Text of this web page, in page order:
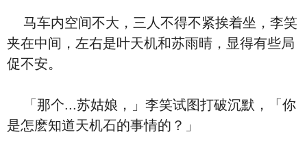
马车内空间不大，三人不得不紧挨着坐，李笑
夹在中间，左右是叶天机和苏雨晴，显得有些局
促不安。
「那个...苏姑娘，」李笑试图打破沉默，「你
是怎麽知道天机石的事情的？」